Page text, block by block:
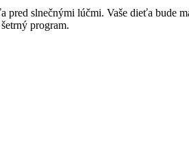
slnečnými lúčmi. Vaše dieťa bude
program.